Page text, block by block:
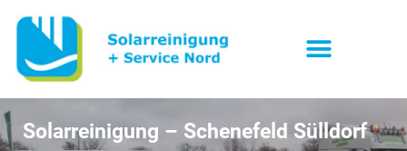
Solarreinigung – Schenefeld Sülldorf